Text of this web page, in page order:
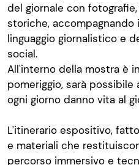
del giornale con
storiche,
linguaggio giornalistico e
social.
All'interno della mostra è
pomeriggio, sarà
ogni giorno danno vita al
L'itinerario espositivo,
e materiali che
percorso immersivo e